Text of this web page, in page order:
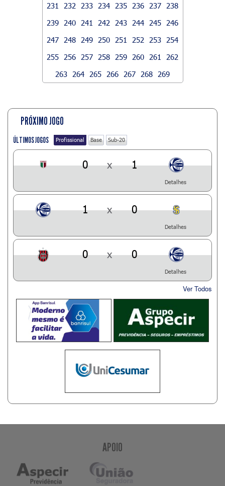
231
232 233 234 235 236 237
238
239
240 241 242 243 244 245
246
247
248 249 250 251 252 253
254
255
256 257 258 259 260 261
262
263
264 265 266 267 268 269
PRÓXIMO JOGO
ÚLTIMOS JOGOS Profissional Base Sub-20
0 x 1
Detalhes
1 x 0
Detalhes
0 x 0
Detalhes
Ver Todos
APOIO